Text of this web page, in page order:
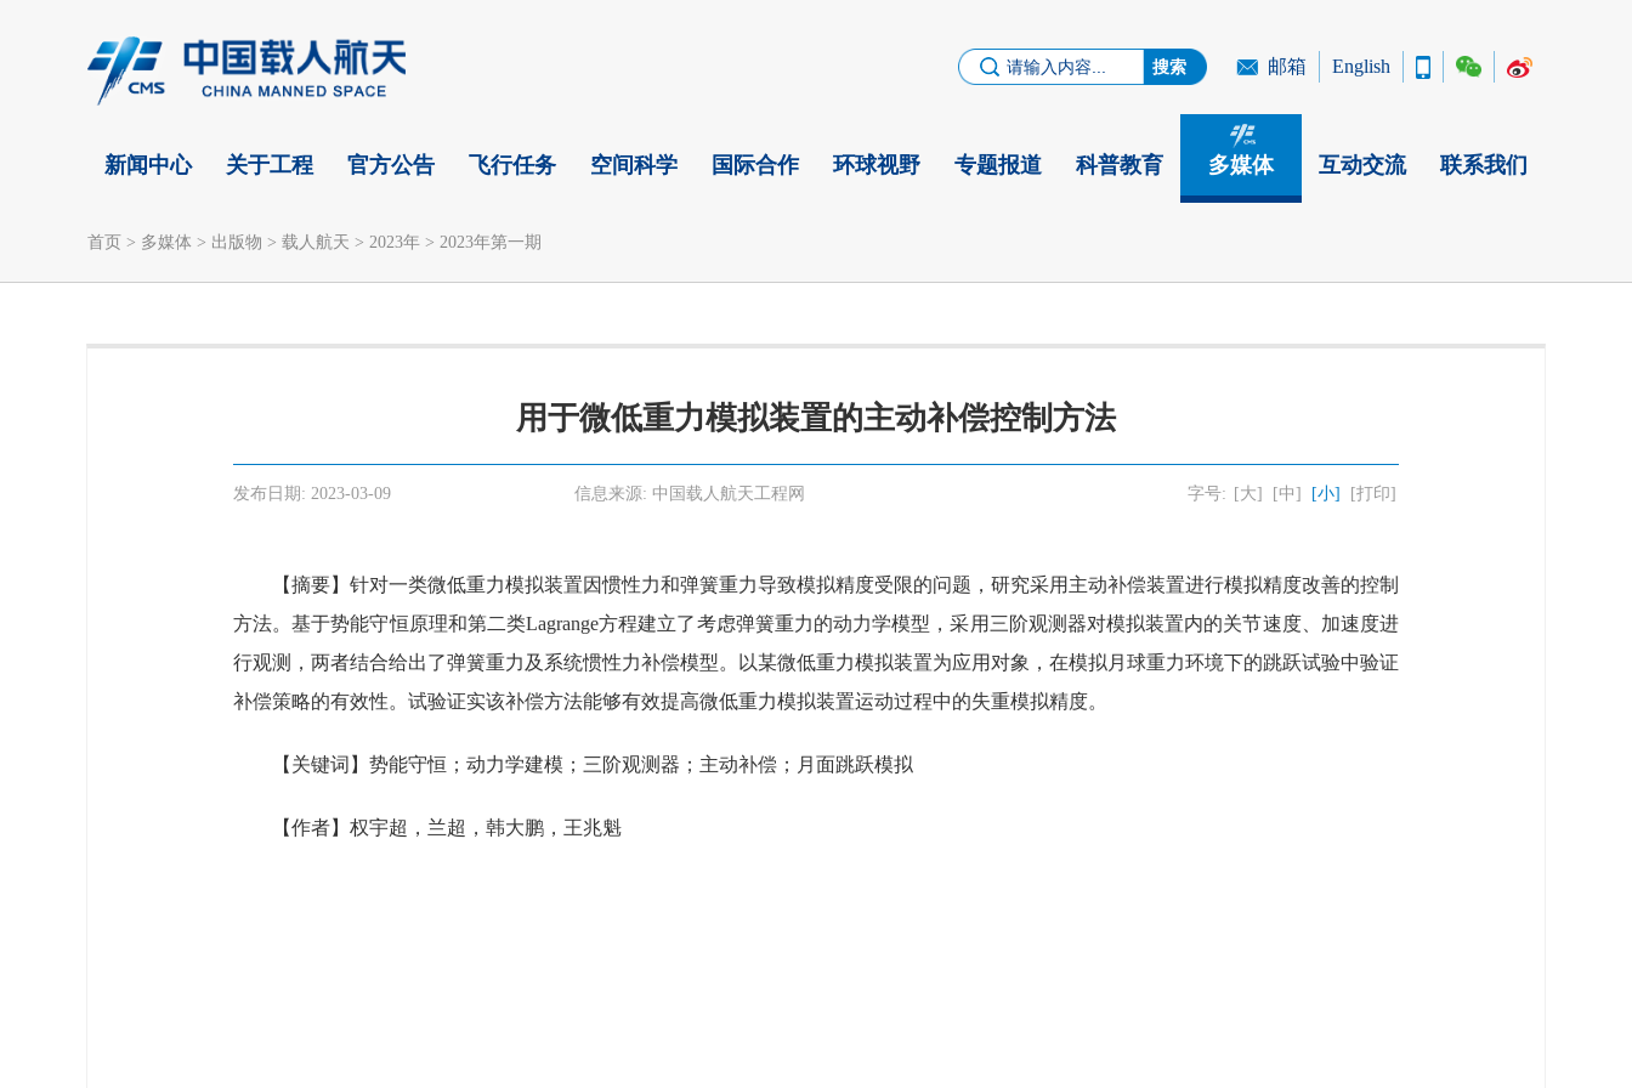
邮箱 English
新闻中心 关于工程 官方公告 飞行任务 空间科学 国际合作 环球视野 专题报道 科普教育 多媒体 互动交流 联系我们
首页 > 多媒体 > 出版物 > 载人航天 > 2023年 > 2023年第一期
用于微低重力模拟装置的主动补偿控制方法
发布日期: 2023-03-09 信息来源: 中国载人航天工程网 字号: [大] [中] [小] [打印]
【摘要】针对一类微低重力模拟装置因惯性力和弹簧重力导致模拟精度受限的问题，研究采用主动补偿装置进行模拟精度改善的控制
方法。基于势能守恒原理和第二类Lagrange方程建立了考虑弹簧重力的动力学模型，采用三阶观测器对模拟装置内的关节速度、加速度进
行观测，两者结合给出了弹簧重力及系统惯性力补偿模型。以某微低重力模拟装置为应用对象，在模拟月球重力环境下的跳跃试验中验证
补偿策略的有效性。试验证实该补偿方法能够有效提高微低重力模拟装置运动过程中的失重模拟精度。
【关键词】势能守恒；动力学建模；三阶观测器；主动补偿；月面跳跃模拟
【作者】权宇超，兰超，韩大鹏，王兆魁